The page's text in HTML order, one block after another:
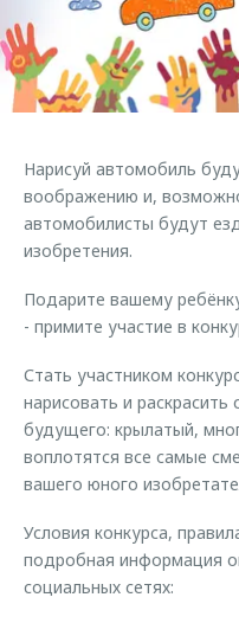
Страхование
Кредитный калькулятор
Аксессуары
Оригинальные аксессуары
Запчасти
Калькулятор трейд-ин
Клиентская поддержка
O&J Автоклуб
Клуб владельцев OMODA
Аксессуары
Одежда и сувениры
Запчасти
Обратная связь
Нарисуй автомобиль
воображению и,
автомобилисты будут
изобретения.
Подарите вашему
- примите участие в
Стать участником
нарисовать и
будущего: крылатый,
воплотятся все самые
вашего юного
Условия конкурса,
подробная информация
социальных сетях: